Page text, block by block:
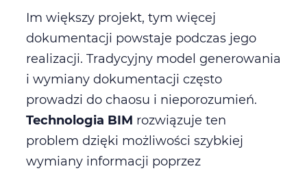
Im większy projekt, tym więcej
dokumentacji powstaje podczas jego
realizacji. Tradycyjny model generowania
i wymiany dokumentacji często
prowadzi do chaosu i nieporozumień.
Technologia BIM rozwiązuje ten
problem dzięki możliwości szybkiej
wymiany informacji poprzez